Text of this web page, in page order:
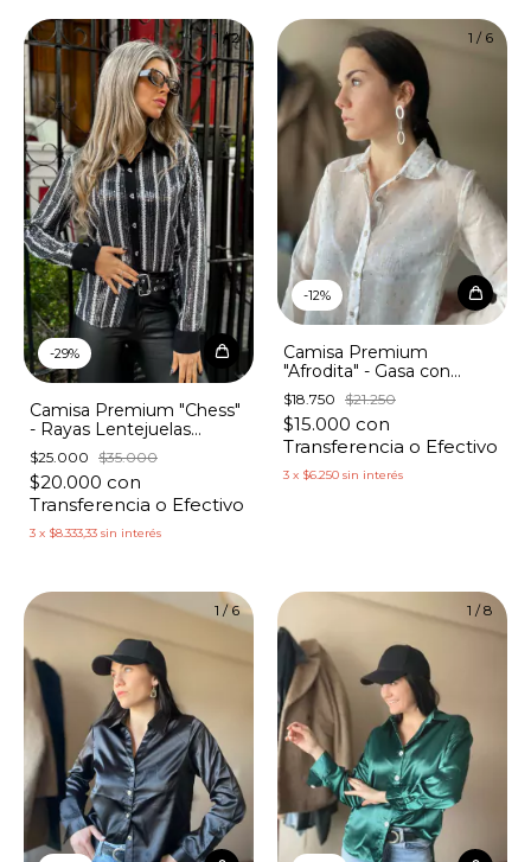
1 /2
-29%
Camisa Premium "Chess"
- Rayas Lentejuelas
Contratono Botones
Corazón
$25.000 $35.000
$20.000 con
Transferencia o Efectivo
3 x $8.333,33 sin interés
1 / 6
-12%
Camisa Premium
"Afrodita" - Gasa con
Lunares Dorados
$18.750 $21.250
$15.000 con
Transferencia o Efectivo
3 x $6.250 sin interés
1 / 6 1 /8